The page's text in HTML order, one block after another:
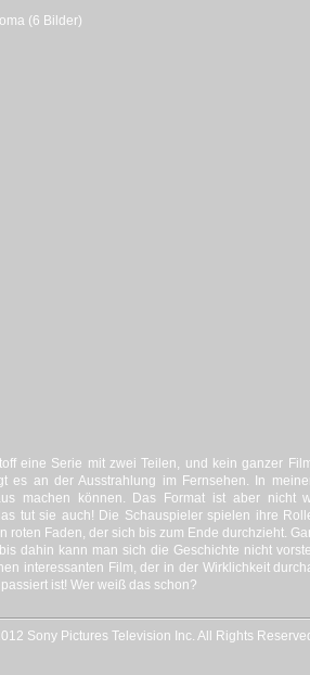
(6 Bilder)
eine Serie mit zwei Teilen, und kein ganzer
es an der Ausstrahlung im Fernsehen. In
machen können. Das Format ist aber nicht
tut sie auch! Die Schauspieler spielen ihre
roten Faden, der sich bis zum Ende durchzieht.
dahin kann man sich die Geschichte nicht
interessanten Film, der in der Wirklichkeit
ist! Wer weiß das schon?
Sony Pictures Television Inc. All Rights